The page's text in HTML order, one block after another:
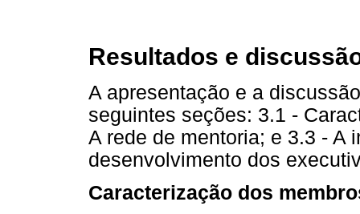
Resultados e
A apresentação e a
seguintes seções: 3.1 -
A rede de mentoria; e 3.3 - A
desenvolvimento dos
Caracterização dos